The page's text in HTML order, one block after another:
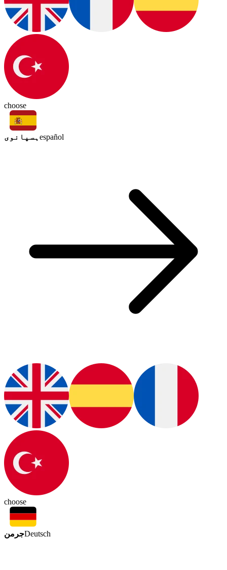
choose
ہسپانوی español
choose
جرمنDeutsch